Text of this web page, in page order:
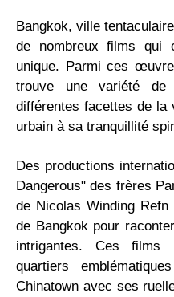
Bangkok, ville
de nombreux films qui
unique. Parmi ces
trouve une variété
différentes facettes de la
urbain à sa tranquillité
Des productions
Dangerous" des frères
de Nicolas Winding
de Bangkok pour
intrigantes. Ces films
quartiers
Chinatown avec ses